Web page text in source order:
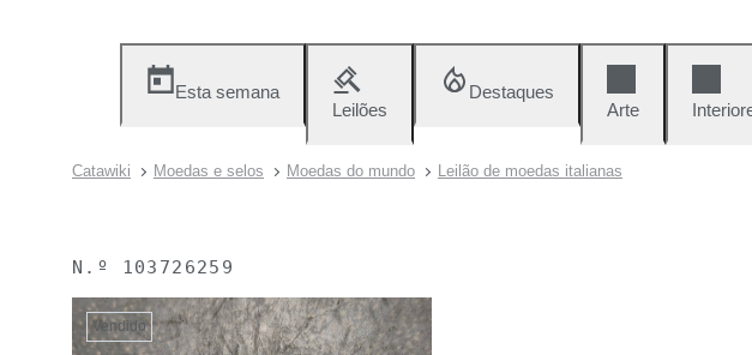
Esta semana
Leilões
Destaques
Arte
Catawiki Moedas e selos Moedas do mundo Leilão de moedas italianas
N.º 103726259
Vendido